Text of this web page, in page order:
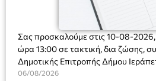
Σας προσκαλούμε στις 10-08-
ώρα 13:00 σε τακτική, δια ζώσης,
Δημοτικής Επιτροπής Δήμου
στο Δημοτικό Κατάστημα,
06/08/2026